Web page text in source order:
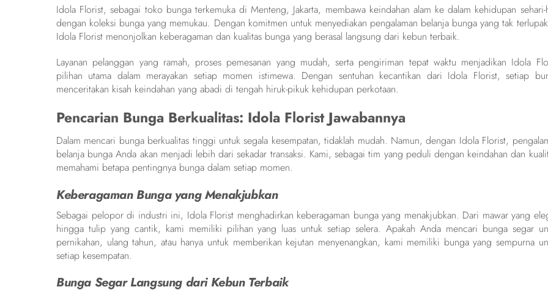
Idola Florist, sebagai toko bunga terkemuka di Menteng, Jakarta, membawa keindahan alam ke dalam kehidupan sehari-
dengan koleksi bunga yang memukau. Dengan komitmen untuk menyediakan pengalaman belanja bunga yang tak
Idola Florist menonjolkan keberagaman dan kualitas bunga yang berasal langsung dari kebun terbaik.
Layanan pelanggan yang ramah, proses pemesanan yang mudah, serta pengiriman tepat waktu menjadikan Idola
pilihan utama dalam merayakan setiap momen istimewa. Dengan sentuhan kecantikan dari Idola Florist, setiap
menceritakan kisah keindahan yang abadi di tengah hiruk-pikuk kehidupan perkotaan.
Pencarian Bunga Berkualitas: Idola Florist Jawabannya
Dalam mencari bunga berkualitas tinggi untuk segala kesempatan, tidaklah mudah. Namun, dengan Idola Florist,
belanja bunga Anda akan menjadi lebih dari sekadar transaksi. Kami, sebagai tim yang peduli dengan keindahan dan
memahami betapa pentingnya bunga dalam setiap momen.
Keberagaman Bunga yang Menakjubkan
Sebagai pelopor di industri ini, Idola Florist menghadirkan keberagaman bunga yang menakjubkan. Dari mawar yang
hingga tulip yang cantik, kami memiliki pilihan yang luas untuk setiap selera. Apakah Anda mencari bunga segar
pernikahan, ulang tahun, atau hanya untuk memberikan kejutan menyenangkan, kami memiliki bunga yang sempurna
setiap kesempatan.
Bunga Segar Langsung dari Kebun Terbaik